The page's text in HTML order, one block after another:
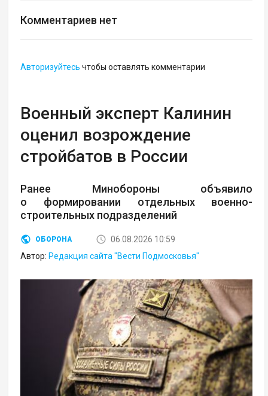
Комментариев нет
Авторизуйтесь чтобы оставлять комментарии
Военный эксперт Калинин
оценил возрождение
стройбатов в России
Ранее Минобороны объявило
о формировании отдельных военно-
строительных подразделений
ОБОРОНА
06.08.2026 10:59
Автор: Редакция сайта "Вести Подмосковья"